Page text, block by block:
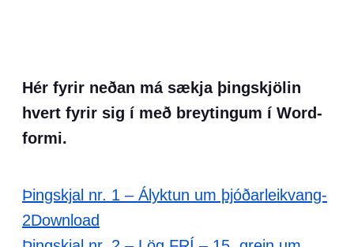
Hér fyrir neðan má sækja þingskjölin
hvert fyrir sig í með breytingum í Word-
formi.
Þingskjal nr. 1 – Ályktun um þjóðarleikvang-
2Download